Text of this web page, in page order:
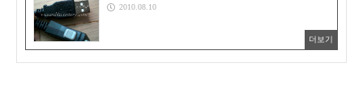
2010.08.10
더보기